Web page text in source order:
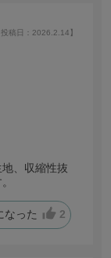
投稿日：2026.2.14】
、収縮性抜
なった 2